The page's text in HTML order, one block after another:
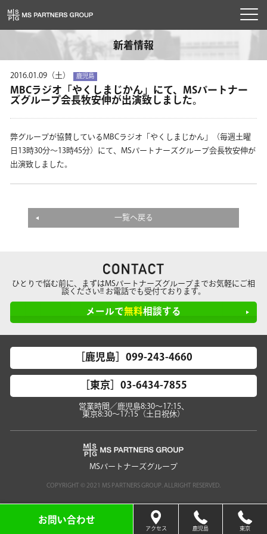
新着情報
2016.01.09（土） 鹿児島
MBCラジオ「やくしまじかん」にて、MSパートナー
ズグループ会長牧安伸が出演致しました。
弊グループが協賛しているMBCラジオ「やくしまじかん」（毎週土曜
日13時30分～13時45分）にて、MSパートナーズグループ会長牧安伸が
出演致しました。
一覧へ戻る
ひとりで悩む前に、まずはMSパートナーズグループまでお気軽にご相
談ください!! お電話でも受付ております。
メールで無料相談する
［鹿児島］099-243-4660
［東京］03-6434-7855
営業時間／鹿児島8:30～17:15、
東京8:30～17:15（土日祝休）
MSパートナーズグループ
COPYRIGHT © 2021 MS PARTNERS GROUP. ALLRIGHT RESERVED.
お問い合わせ
アクセス 鹿児島 東京